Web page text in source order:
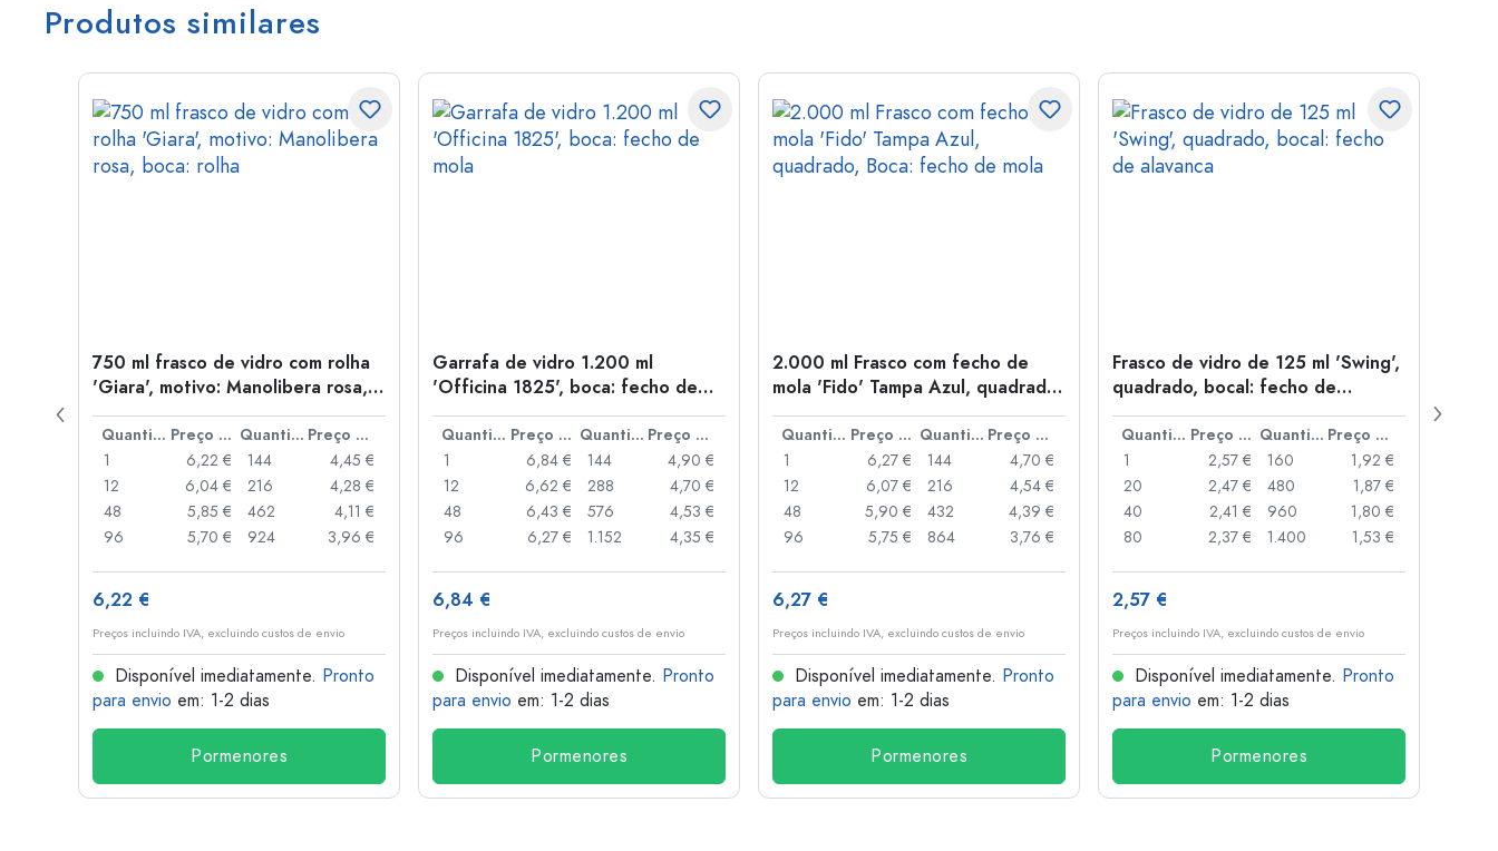
Produtos similares
750 ml frasco de vidro com rolha
'Giara', motivo: Manolibera rosa,
boca: rolha
Quantidade Preço por peça Quantidade
Preço por peça
1
6,22 €
12
6,04 €
48
5,85 €
96
5,70 €
144
4,45 €
216
4,28 €
462
4,11 €
924
3,96 €
6,22 €
Preços incluindo IVA, excluindo custos de envio
Disponível imediatamente. Pronto
para envio em: 1-2 dias
Pormenores
Garrafa de vidro 1.200 ml
'Officina 1825', boca: fecho de
mola
Quantidade Preço por peça Quantidade
Preço por peça
1
6,84 €
12
6,62 €
48
6,43 €
96
6,27 €
144
4,90 €
288
4,70 €
576
4,53 €
1.152
4,35 €
6,84 €
Preços incluindo IVA, excluindo custos de envio
Disponível imediatamente. Pronto
para envio em: 1-2 dias
Pormenores
2.000 ml Frasco com fecho de
mola 'Fido' Tampa Azul, quadrado,
Boca: fecho de mola
Quantidade Preço por peça Quantidade
Preço por peça
1
6,27 €
12
6,07 €
48
5,90 €
96
5,75 €
144
4,70 €
216
4,54 €
432
4,39 €
864
3,76 €
6,27 €
Preços incluindo IVA, excluindo custos de envio
Disponível imediatamente. Pronto
para envio em: 1-2 dias
Pormenores
Frasco de vidro de 125 ml 'Swing',
quadrado, bocal: fecho de
alavanca
Quantidade Preço por peça Quantidade
Preço por peça
1
2,57 €
20
2,47 €
40
2,41 €
80
2,37 €
160
1,92 €
480
1,87 €
960
1,80 €
1.400
1,53 €
2,57 €
Preços incluindo IVA, excluindo custos de envio
Disponível imediatamente. Pronto
para envio em: 1-2 dias
Pormenores